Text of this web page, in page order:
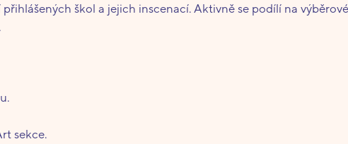
škol a jejich inscenací. Aktivně se podílí na
sekce.